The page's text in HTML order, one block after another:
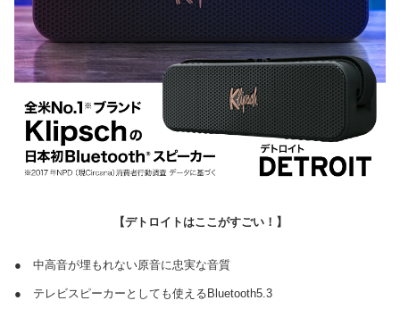
【デトロイトはここがすごい！】
● 中高音が埋もれない原音に忠実な音質
● テレビスピーカーとしても使えるBluetooth5.3